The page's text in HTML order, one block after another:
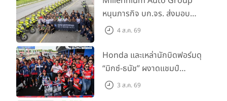
หนุนภารกิจ บก.จร. ส่งมอบ
BMW R 1300 GS และ F 900
พร้อม ยกระดับทักษะการขับขี่
เสริมศักยภาพตำรวจจราจร
4 ส.ค. 69
Honda และเหล่านักบิดฟอร์มดุ
“มิกซ์-ธนัช” ผงาดแชมป์
SS600 2 สนามติด “ข้าวกล้อง”
3 ส.ค. 69